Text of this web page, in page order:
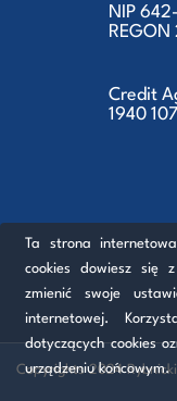
NIP
Credit
1940
Copyrights 2024
Ta strona
cookies dowiesz się z
zmienić swoje
internetowej.
dotyczących cookies
urządzeniu końcowym.